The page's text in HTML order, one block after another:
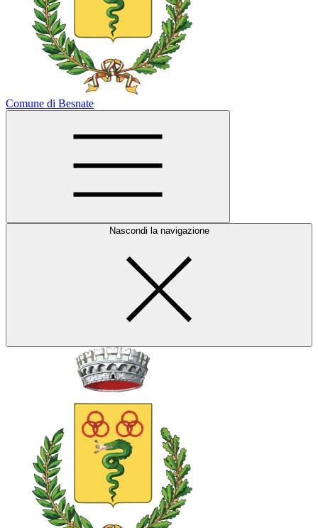
Comune di Besnate
Nascondi la navigazione